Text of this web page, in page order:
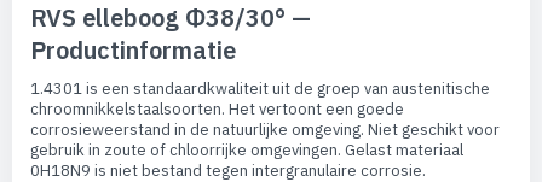
RVS elleboog Φ38/30° —
Productinformatie
1.4301 is een standaardkwaliteit uit de groep van austenitische
chroomnikkelstaalsoorten. Het vertoont een goede
corrosieweerstand in de natuurlijke omgeving. Niet geschikt voor
gebruik in zoute of chloorrijke omgevingen. Gelast materiaal
0H18N9 is niet bestand tegen intergranulaire corrosie.